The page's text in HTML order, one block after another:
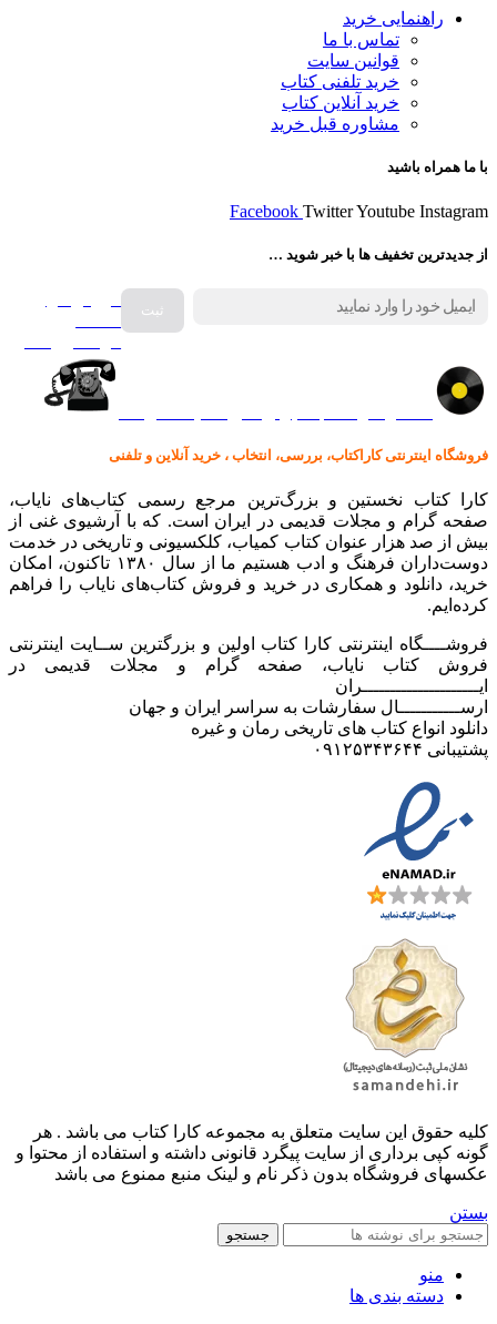
راهنمایی خرید
تماس با ما
قوانین سایت
خرید تلفنی کتاب
خرید آنلاین کتاب
مشاوره قبل خرید
با ما همراه باشید
Facebook TwitterYoutube Instagram
از جدیدترین تخفیف ها با خبر شوید …
فروش انواع
فروشگاه اینترنتی کاراکتاب، بررسی، انتخاب ، خرید آنلاین و تلفنی
کارا کتاب نخستین و بزرگ‌ترین مرجع رسمی کتاب‌های نایاب،
صفحه گرام و مجلات قدیمی در ایران است. که با آرشیوی غنی از
بیش از صد هزار عنوان کتاب کمیاب، کلکسیونی و تاریخی در خدمت
دوست‌داران فرهنگ و ادب هستیم ما از سال ۱۳۸۰ تاکنون، امکان
خرید، دانلود و همکاری در خرید و فروش کتاب‌های نایاب را فراهم
کرده‌ایم.
فروشــــگاه اینترنتی کارا کتاب اولین و بزرگترین ســایت اینترنتی
فروش کتاب نایاب، صفحه گرام و مجلات قدیمی در
ایـــــــــــــــــــــران
ارســـــــــــال سفارشات به سراسر ایران و جهان
دانلود انواع کتاب های تاریخی رمان و غیره
پشتیبانی ۰۹۱۲۵۳۴۳۶۴۴
کليه حقوق اين سايت متعلق به مجموعه کارا کتاب می باشد . هر
گونه کپی برداری از سایت پیگرد قانونی داشته و استفاده از محتوا و
عکسهای فروشگاه بدون ذکر نام و لینک منبع ممنوع می باشد
بستن
جستجو
منو
دسته بندی ها